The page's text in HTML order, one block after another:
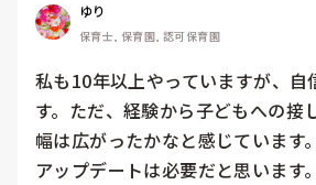
ゆり
保育士, 保育園, 認可保育園
私も10年以上やっていますが、自
す。ただ、経験から子どもへの接
幅は広がったかなと感じています。
アップデートは必要だと思います